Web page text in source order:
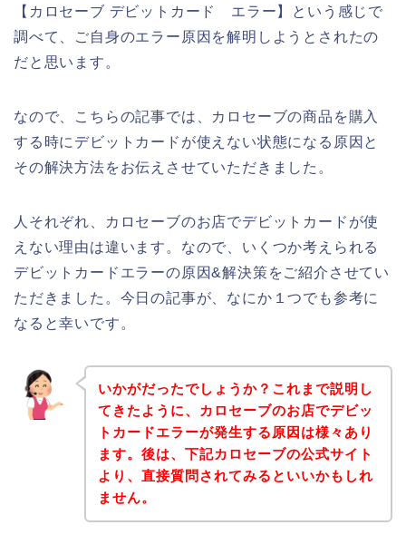
【カロセーブ デビットカード エラー】という感じで
調べて、ご自身のエラー原因を解明しようとされたの
だと思います。
なので、こちらの記事では、カロセーブの商品を購入
する時にデビットカードが使えない状態になる原因と
その解決方法をお伝えさせていただきました。
人それぞれ、カロセーブのお店でデビットカードが使
えない理由は違います。なので、いくつか考えられる
デビットカードエラーの原因&解決策をご紹介させてい
ただきました。今日の記事が、なにか１つでも参考に
なると幸いです。
いかがだったでしょうか？これまで説明し
てきたように、カロセーブのお店でデビッ
トカードエラーが発生する原因は様々あり
ます。後は、下記カロセーブの公式サイト
より、直接質問されてみるといいかもしれ
ません。